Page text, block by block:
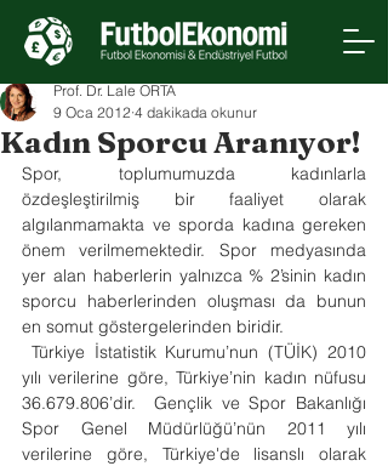
Kadın Sporcu Aranıyor!
Prof. Dr. Lale ORTA
9 Oca 2012 4 dakikada okunur
Spor, toplumumuzda kadınlarla
özdeşleştirilmiş bir faaliyet olarak
algılanmamakta ve sporda kadına gereken
önem verilmemektedir. Spor medyasında
yer alan haberlerin yalnızca % 2’sinin kadın
sporcu haberlerinden oluşması da bunun
en somut göstergelerinden biridir.
Türkiye İstatistik Kurumu’nun (TÜİK) 2010
yılı verilerine göre, Türkiye’nin kadın nüfusu
36.679.806’dir.  Gençlik ve Spor Bakanlığı
Spor Genel Müdürlüğü’nün 2011 yılı
verilerine göre, Türkiye'de lisanslı olarak